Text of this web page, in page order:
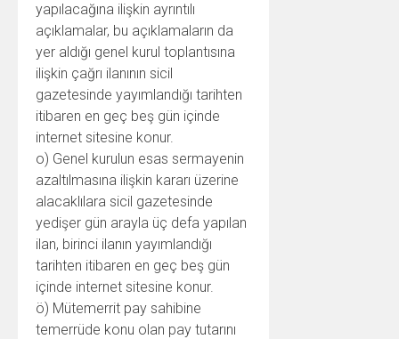
yapılacağına ilişkin ayrıntılı
açıklamalar, bu açıklamaların da
yer aldığı genel kurul toplantısına
ilişkin çağrı ilanının sicil
gazetesinde yayımlandığı tarihten
itibaren en geç beş gün içinde
internet sitesine konur.
o) Genel kurulun esas sermayenin
azaltılmasına ilişkin kararı üzerine
alacaklılara sicil gazetesinde
yedişer gün arayla üç defa yapılan
ilan, birinci ilanın yayımlandığı
tarihten itibaren en geç beş gün
içinde internet sitesine konur.
ö) Mütemerrit pay sahibine
temerrüde konu olan pay tutarını